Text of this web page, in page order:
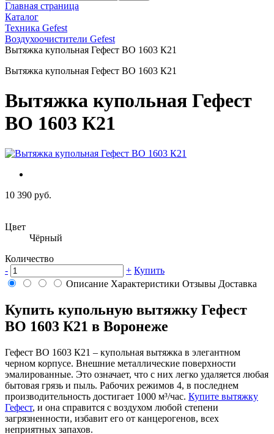
Главная страница
Каталог
Техника Gefest
Воздухоочистители Gefest
Вытяжка купольная Гефест ВО 1603 К21
Вытяжка купольная Гефест ВО 1603 К21
Вытяжка купольная Гефест
ВО 1603 К21
10 390 руб.
Цвет
Чёрный
Количество
-
+ Купить
Описание Характеристики Отзывы Доставка
Купить купольную вытяжку Гефест
ВО 1603 К21 в Воронеже
Гефест ВО 1603 К21 – купольная вытяжка в элегантном
черном корпусе. Внешние металлические поверхности
эмалированные. Это означает, что с них легко удаляется любая
бытовая грязь и пыль. Рабочих режимов 4, в последнем
производительность достигает 1000 м³/час. Купите вытяжку
Гефест, и она справится с воздухом любой степени
загрязненности, избавит его от канцерогенов, всех
неприятных запахов.